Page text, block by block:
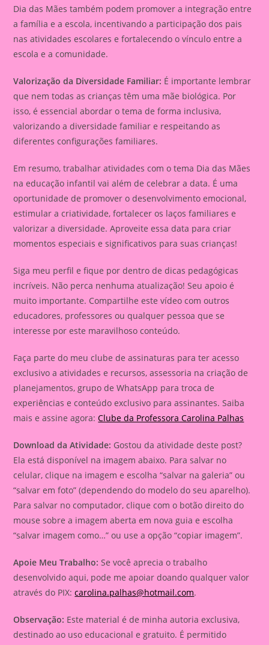
Dia das Mães também podem promover a integração entre
a família e a escola, incentivando a participação dos pais
nas atividades escolares e fortalecendo o vínculo entre a
escola e a comunidade.
Valorização da Diversidade Familiar: É importante lembrar
que nem todas as crianças têm uma mãe biológica. Por
isso, é essencial abordar o tema de forma inclusiva,
valorizando a diversidade familiar e respeitando as
diferentes configurações familiares.
Em resumo, trabalhar atividades com o tema Dia das Mães
na educação infantil vai além de celebrar a data. É uma
oportunidade de promover o desenvolvimento emocional,
estimular a criatividade, fortalecer os laços familiares e
valorizar a diversidade. Aproveite essa data para criar
momentos especiais e significativos para suas crianças!
Siga meu perfil e fique por dentro de dicas pedagógicas
incríveis. Não perca nenhuma atualização! Seu apoio é
muito importante. Compartilhe este vídeo com outros
educadores, professores ou qualquer pessoa que se
interesse por este maravilhoso conteúdo.
Faça parte do meu clube de assinaturas para ter acesso
exclusivo a atividades e recursos, assessoria na criação de
planejamentos, grupo de WhatsApp para troca de
experiências e conteúdo exclusivo para assinantes. Saiba
mais e assine agora:Clube da Professora Carolina Palhas
Download da Atividade: Gostou da atividade deste post?
Ela está disponível na imagem abaixo. Para salvar no
celular, clique na imagem e escolha “salvar na galeria” ou
“salvar em foto” (dependendo do modelo do seu aparelho).
Para salvar no computador, clique com o botão direito do
mouse sobre a imagem aberta em nova guia e escolha
“salvar imagem como…” ou use a opção “copiar imagem”.
Apoie Meu Trabalho: Se você aprecia o trabalho
desenvolvido aqui, pode me apoiar doando qualquer valor
através do PIX:carolina.palhas@hotmail.com.
Observação: Este material é de minha autoria exclusiva,
destinado ao uso educacional e gratuito. É permitido